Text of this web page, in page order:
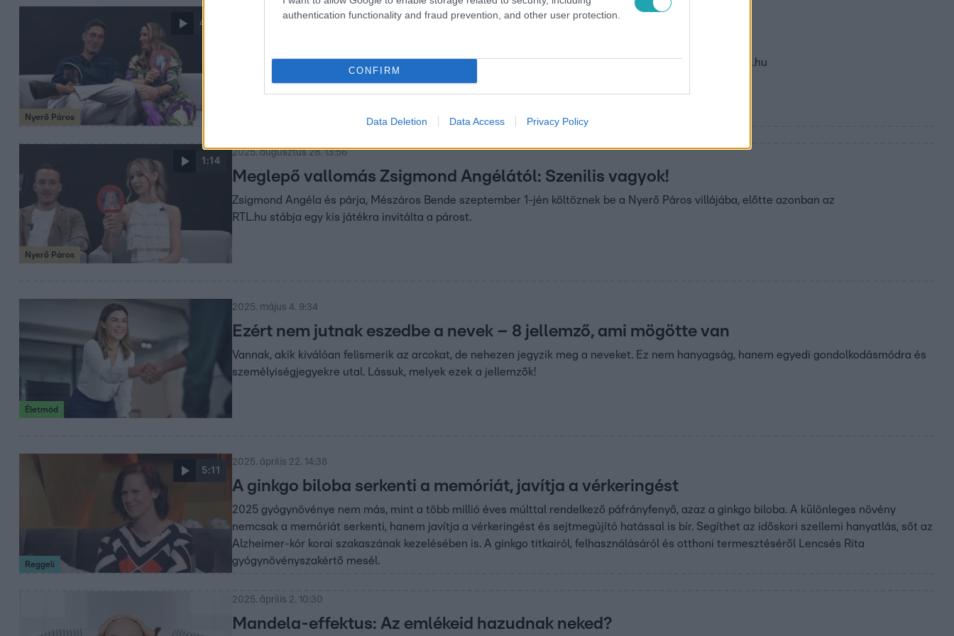
authentication functionality and fraud prevention, and other user protection.
CONFIRM
Data Deletion Data Access Privacy Policy
4:07
Nyerő Páros
2025. augusztus 29. 14:20
Laky Zsuzsi és Dietz Gusztáv is próbára teszik szerelmüket a Nyerő Páros 2025-ös évadában. Az RTL.hu
játékából kiderült, mennyire dinamikusak.
1:14
Nyerő Páros
2025. augusztus 28. 13:56
Meglepő vallomás Zsigmond Angélától: Szenilis vagyok!
Zsigmond Angéla és párja, Mészáros Bende szeptember 1-jén költöznek be a Nyerő Páros villájába, előtte azonban az
RTL.hu stábja egy kis játékra invitálta a párost.
Életmód
2025. május 4. 9:34
Ezért nem jutnak eszedbe a nevek – 8 jellemző, ami mögötte van
Vannak, akik kiválóan felismerik az arcokat, de nehezen jegyzik meg a neveket. Ez nem hanyagság, hanem egyedi gondolkodásmódra és
személyiségjegyekre utal. Lássuk, melyek ezek a jellemzők!
5:11
Reggeli
2025. április 22. 14:38
A ginkgo biloba serkenti a memóriát, javítja a vérkeringést
2025 gyógynövénye nem más, mint a több millió éves múlttal rendelkező páfrányfenyő, azaz a ginkgo biloba. A különleges növény
nemcsak a memóriát serkenti, hanem javítja a vérkeringést és sejtmegújító hatással is bír. Segíthet az időskori szellemi hanyatlás, sőt az
Alzheimer-kór korai szakaszának kezelésében is. A ginkgo titkairól, felhasználásáról és otthoni termesztéséről Lencsés Rita
gyógynövényszakértő mesél.
2025. április 2. 10:30
Mandela-effektus: Az emlékeid hazudnak neked?